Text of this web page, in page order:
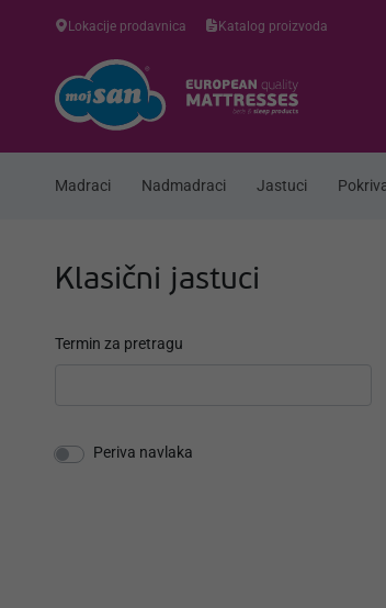
Lokacije prodavnica Katalog proizvoda
Madraci Nadmadraci Jastuci
Klasični jastuci
Termin za pretragu
Periva navlaka